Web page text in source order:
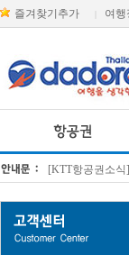
즐겨찾기추가 여행
[KTT항공권소